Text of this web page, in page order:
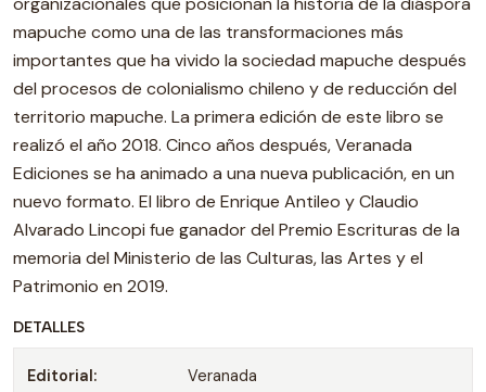
mapuche como una de las transformaciones más
importantes que ha vivido la sociedad mapuche después
del procesos de colonialismo chileno y de reducción del
territorio mapuche. La primera edición de este libro se
realizó el año 2018. Cinco años después, Veranada
Ediciones se ha animado a una nueva publicación, en un
nuevo formato. El libro de Enrique Antileo y Claudio
Alvarado Lincopi fue ganador del Premio Escrituras de la
memoria del Ministerio de las Culturas, las Artes y el
Patrimonio en 2019.
DETALLES
Editorial: Veranada